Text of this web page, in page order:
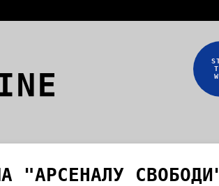
"АРСЕНАЛУ